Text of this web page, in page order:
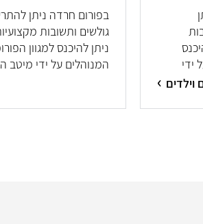
ידי
וילדים
בפורום חרדה ניתן
גולשים ותשובות
ניתן להיכנס למגוון
המנוהלים על ידי מיטב